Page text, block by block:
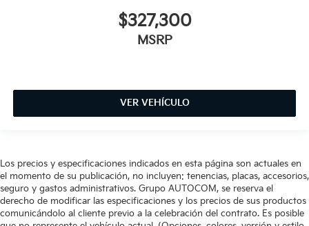
$327,300
MSRP
VER VEHÍCULO
Los precios y especificaciones indicados en esta página son actuales en
el momento de su publicación, no incluyen: tenencias, placas, accesorios,
seguro y gastos administrativos. Grupo AUTOCOM, se reserva el
derecho de modificar las especificaciones y los precios de sus productos
comunicándolo al cliente previo a la celebración del contrato. Es posible